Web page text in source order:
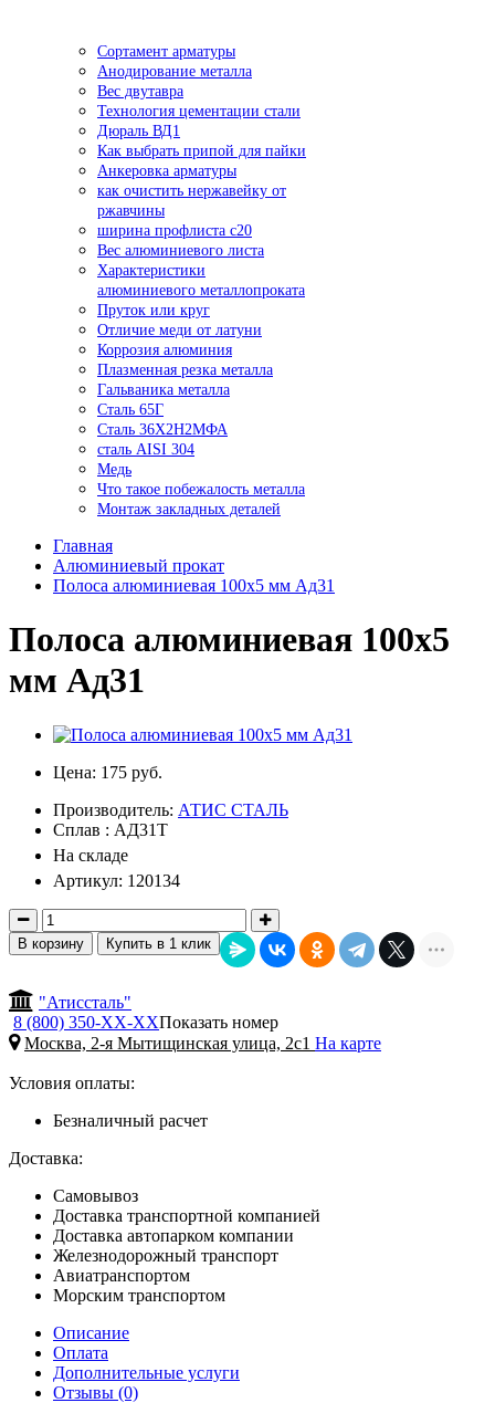
Сортамент арматуры
Анодирование металла
Вес двутавра
Технология цементации стали
Дюраль ВД1
Как выбрать припой для пайки
Анкеровка арматуры
как очистить нержавейку от
ржавчины
ширина профлиста с20
Вес алюминиевого листа
Характеристики
алюминиевого металлопроката
Пруток или круг
Отличие меди от латуни
Коррозия алюминия
Плазменная резка металла
Гальваника металла
Сталь 65Г
Сталь 36Х2Н2МФА
сталь AISI 304
Медь
Что такое побежалость металла
Монтаж закладных деталей
Главная
Алюминиевый прокат
Полоса алюминиевая 100х5 мм Ад31
Полоса алюминиевая 100х5
мм Ад31
Цена: 175 руб.
Производитель: АТИС СТАЛЬ
Сплав : АД31Т
На складе
Артикул: 120134
В корзину Купить в 1 клик
"Атиссталь"
8 (800) 350-ХХ-ХХПоказать номер
Москва, 2-я Мытищинская улица, 2с1 На карте
Условия оплаты:
Безналичный расчет
Доставка:
Самовывоз
Доставка транспортной компанией
Доставка автопарком компании
Железнодорожный транспорт
Авиатранспортом
Морским транспортом
Описание
Оплата
Дополнительные услуги
Отзывы (0)